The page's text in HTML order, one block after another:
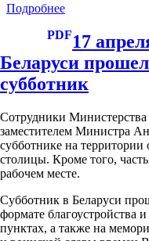
Подробнее
министра
Гордеенко
Н.М.
проведет
выездной
в
Воложинском
районе
PDF17
Беларуси
субботник
Сотрудники
заместителем Министра
субботнике на
столицы. Кроме того,
рабочем месте.
Субботник в Беларуси
формате благоустройства
пунктах, а также на